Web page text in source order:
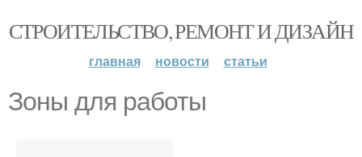
СТРОИТЕЛЬСТВО, РЕМОНТ И ДИЗАЙН
главная новости статьи
Зоны для работы